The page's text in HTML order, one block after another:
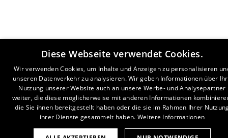
Diese Webseite verwendet Cookies.
Wir verwenden Cookies, um Inhalte und Anzeigen zu personalisieren
unseren Datenverkehr zu analysieren. Wir geben Informationen über
Nutzung unserer Website auch an unsere Werbe- und Analysepartner
weiter, die diese möglicherweise mit anderen Informationen
die Sie ihnen bereitgestellt haben oder die sie im Rahmen Ihrer
ihrer Dienste gesammelt haben. Weitere Informationen